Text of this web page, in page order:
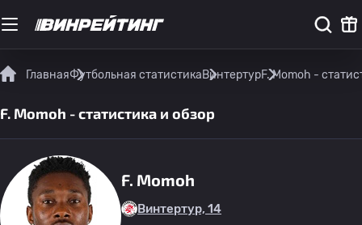
ГлавнаяФутбольная статистикаВинтертурF. Momoh -
F. Momoh - статистика и обзор
F. Momoh
Винтертур, 14